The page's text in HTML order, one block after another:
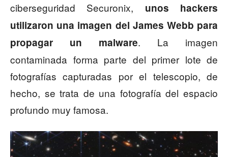
ciberseguridad Securonix, unos hackers
utilizaron una imagen del James Webb para
propagar un malware. La imagen
contaminada forma parte del primer lote de
fotografías capturadas por el telescopio, de
hecho, se trata de una fotografía del espacio
profundo muy famosa.